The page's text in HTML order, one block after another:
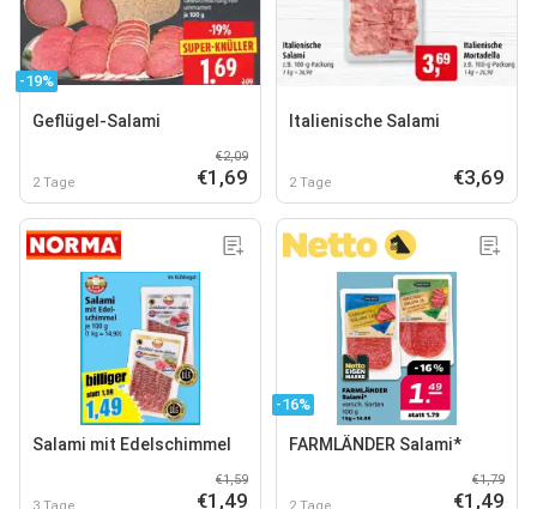
-19%
Geflügel-Salami
2 Tage
€2,09
€1,69
Italienische Salami
2 Tage €3,69
Salami mit Edelschimmel
3 Tage
€1,59
€1,49
-16%
FARMLÄNDER Salami*
2 Tage
€1,79
€1,49